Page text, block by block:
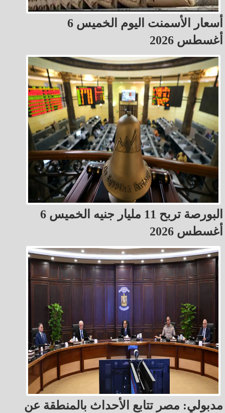
أسعار الأسمنت اليوم الخميس 6
أغسطس 2026
البورصة تربح 11 مليار جنيه الخميس 6
أغسطس 2026
مدبولي: مصر تتابع الأحداث بالمنطقة عن